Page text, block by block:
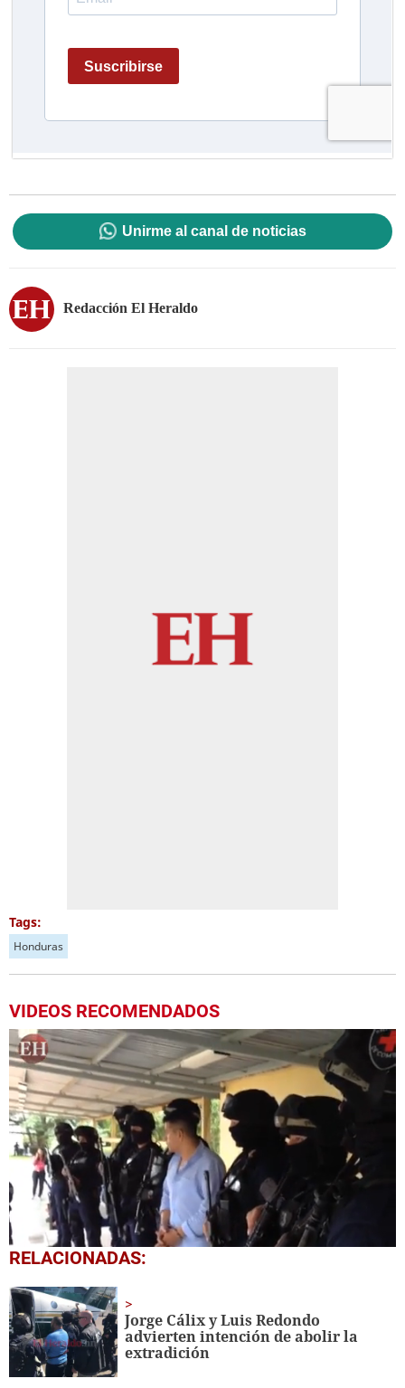
Unirme al canal de noticias
Redacción El Heraldo
Tags:
Honduras
VIDEOS RECOMENDADOS
0
seconds
35
seconds
RELACIONADAS:
Jorge Cálix y Luis Redondo
advierten intención de abolir la
extradición